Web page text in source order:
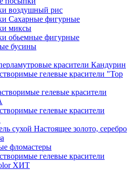
воздушный рис
Сахарные фигурные
миксы
обьемные фигурные
бусины
красители Кандурин
гелевые красители "Top
гелевые красители
гелевые красители
сухой Настоящее золото, серебро
фломастеры
гелевые красители
ХИТ